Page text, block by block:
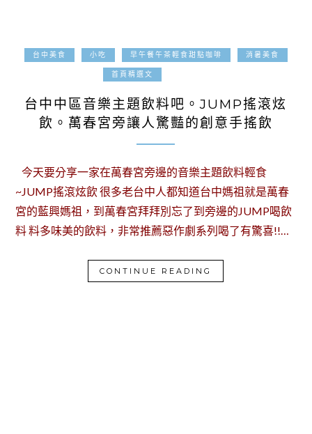
台中美食 小吃 早午餐午茶輕食甜點咖啡 消暑美食
首頁精選文
台中中區音樂主題飲料吧。JUMP搖滾炫
飲。萬春宮旁讓人驚豔的創意手搖飲
今天要分享一家在萬春宮旁邊的音樂主題飲料輕食
~JUMP搖滾炫飲 很多老台中人都知道台中媽祖就是萬春
宮的藍興媽祖，到萬春宮拜拜別忘了到旁邊的JUMP喝飲
料 料多味美的飲料，非常推薦惡作劇系列喝了有驚喜!!…
CONTINUE READING